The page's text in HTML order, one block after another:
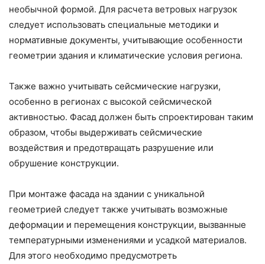
необычной формой. Для расчета ветровых нагрузок
следует использовать специальные методики и
нормативные документы, учитывающие особенности
геометрии здания и климатические условия региона.
Также важно учитывать сейсмические нагрузки,
особенно в регионах с высокой сейсмической
активностью. Фасад должен быть спроектирован таким
образом, чтобы выдерживать сейсмические
воздействия и предотвращать разрушение или
обрушение конструкции.
При монтаже фасада на здании с уникальной
геометрией следует также учитывать возможные
деформации и перемещения конструкции, вызванные
температурными изменениями и усадкой материалов.
Для этого необходимо предусмотреть